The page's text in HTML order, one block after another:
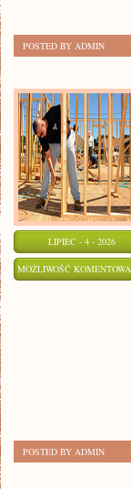
POSTED BY ADMIN
LIPIEC - 4 - 2026
MOŻLIWOŚĆ
POSTED BY ADMIN